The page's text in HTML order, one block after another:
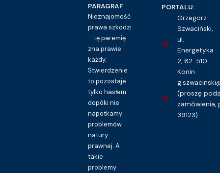
PARAGRAF
Nieznajomość
prawa szkodzi
– tę paremię
zna prawie
każdy.
Stwierdzenie
to pozostaje
tylko hasłem
dopóki nie
napotkamy
problemów
natury
prawnej. A
takie
problemy
PORTALU:
Grzegorz
Szwaciński,
ul.
Energetyka
2, 62-510
Konin
(proszę
zamówienia,
39123)